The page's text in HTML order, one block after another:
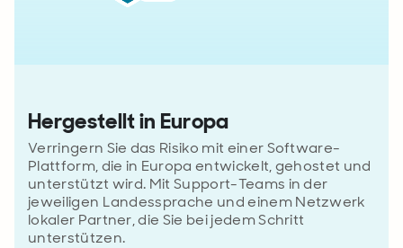
Hergestellt in Europa
Verringern Sie das Risiko mit einer Software-
Plattform, die in Europa entwickelt, gehostet und
unterstützt wird. Mit Support-Teams in der
jeweiligen Landessprache und einem Netzwerk
lokaler Partner, die Sie bei jedem Schritt
unterstützen.